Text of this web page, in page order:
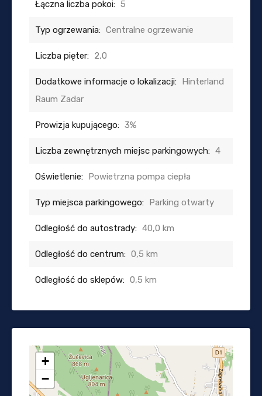
Łączna liczba pokoi: 5
Typ ogrzewania: Centralne ogrzewanie
Liczba pięter: 2,0
Dodatkowe informacje o lokalizacji: Hinterland
Raum Zadar
Prowizja kupującego: 3%
Liczba zewnętrznych miejsc parkingowych: 4
Oświetlenie: Powietrzna pompa ciepła
Typ miejsca parkingowego: Parking otwarty
Odległość do autostrady: 40,0 km
Odległość do centrum: 0,5 km
Odległość do sklepów: 0,5 km
+
−